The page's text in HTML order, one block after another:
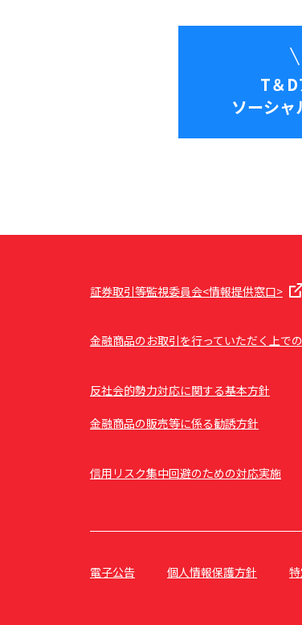
T＆
ソーシャ
証券取引等監視委員会<情報提供窓口>
金融商品のお取引を行っていただく上で
反社会的勢力対応に関する基本方針
金融商品の販売等に係る勧誘方針
信用リスク集中回避のための対応実施
電子公告 個人情報保護方針